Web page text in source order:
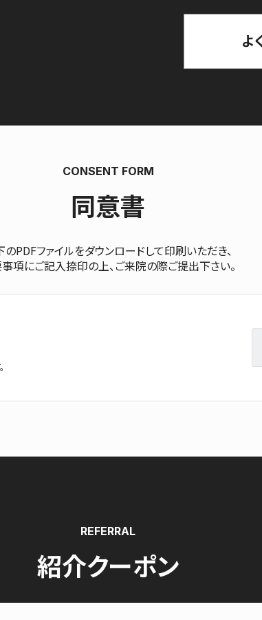
よ
CONSENT FORM
同意書
のPDFファイルをダウンロードして印刷いただき、
項にご記⼊捺印の上、ご来院の際ご提出下さい。
REFERRAL
紹介クーポン